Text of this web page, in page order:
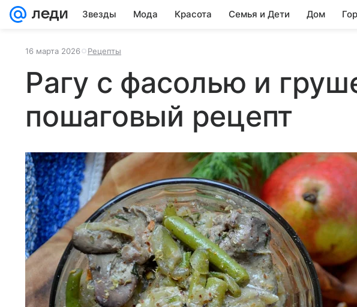
Звезды Мода Красота Семья и Дети Дом
16 марта 2026 Рецепты
Рагу с фасолью и
пошаговый рецепт